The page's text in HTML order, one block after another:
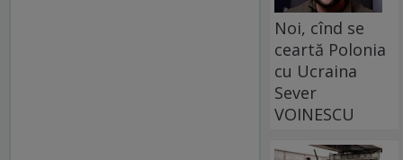
Noi, cînd se
ceartă Polonia
cu Ucraina
Sever
VOINESCU